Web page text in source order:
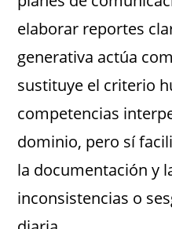
elaborar reportes
generativa actúa
sustituye el criterio
competencias
dominio, pero sí
la documentación y
inconsistencias o